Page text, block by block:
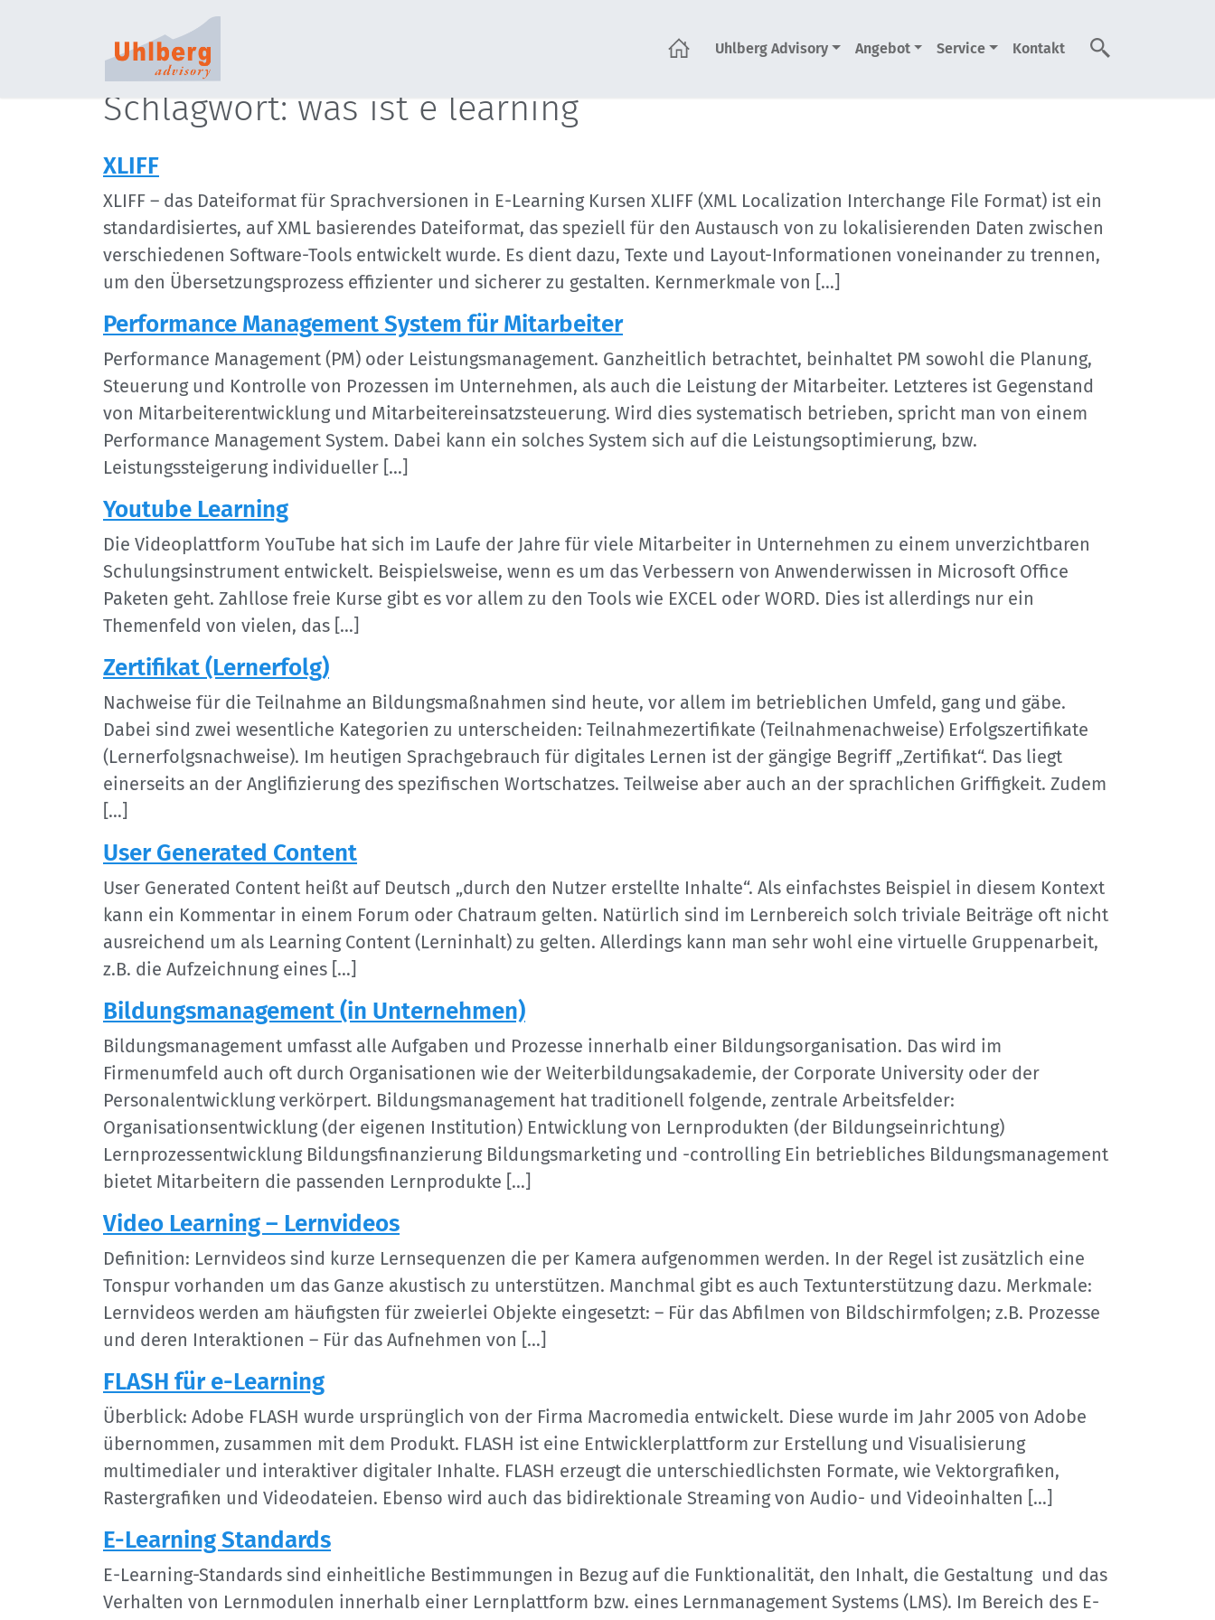
Uhlberg Advisory Angebot Service Kontakt
Suche
Schlagwort: was ist e learning
XLIFF
XLIFF – das Dateiformat für Sprachversionen in E-Learning Kursen XLIFF (XML Localization Interchange File Format) ist ein
standardisiertes, auf XML basierendes Dateiformat, das speziell für den Austausch von zu lokalisierenden Daten zwischen
verschiedenen Software-Tools entwickelt wurde. Es dient dazu, Texte und Layout-Informationen voneinander zu trennen,
um den Übersetzungsprozess effizienter und sicherer zu gestalten. Kernmerkmale von […]
Performance Management System für Mitarbeiter
Performance Management (PM) oder Leistungsmanagement. Ganzheitlich betrachtet, beinhaltet PM sowohl die Planung,
Steuerung und Kontrolle von Prozessen im Unternehmen, als auch die Leistung der Mitarbeiter. Letzteres ist Gegenstand
von Mitarbeiterentwicklung und Mitarbeitereinsatzsteuerung. Wird dies systematisch betrieben, spricht man von einem
Performance Management System. Dabei kann ein solches System sich auf die Leistungsoptimierung, bzw.
Leistungssteigerung individueller […]
Youtube Learning
Die Videoplattform YouTube hat sich im Laufe der Jahre für viele Mitarbeiter in Unternehmen zu einem unverzichtbaren
Schulungsinstrument entwickelt. Beispielsweise, wenn es um das Verbessern von Anwenderwissen in Microsoft Office
Paketen geht. Zahllose freie Kurse gibt es vor allem zu den Tools wie EXCEL oder WORD. Dies ist allerdings nur ein
Themenfeld von vielen, das […]
Zertifikat (Lernerfolg)
Nachweise für die Teilnahme an Bildungsmaßnahmen sind heute, vor allem im betrieblichen Umfeld, gang und gäbe.
Dabei sind zwei wesentliche Kategorien zu unterscheiden: Teilnahmezertifikate (Teilnahmenachweise) Erfolgszertifikate
(Lernerfolgsnachweise). Im heutigen Sprachgebrauch für digitales Lernen ist der gängige Begriff „Zertifikat“. Das liegt
einerseits an der Anglifizierung des spezifischen Wortschatzes. Teilweise aber auch an der sprachlichen Griffigkeit. Zudem
[…]
User Generated Content
User Generated Content heißt auf Deutsch „durch den Nutzer erstellte Inhalte“. Als einfachstes Beispiel in diesem Kontext
kann ein Kommentar in einem Forum oder Chatraum gelten. Natürlich sind im Lernbereich solch triviale Beiträge oft nicht
ausreichend um als Learning Content (Lerninhalt) zu gelten. Allerdings kann man sehr wohl eine virtuelle Gruppenarbeit,
z.B. die Aufzeichnung eines […]
Bildungsmanagement (in Unternehmen)
Bildungsmanagement umfasst alle Aufgaben und Prozesse innerhalb einer Bildungsorganisation. Das wird im
Firmenumfeld auch oft durch Organisationen wie der Weiterbildungsakademie, der Corporate University oder der
Personalentwicklung verkörpert. Bildungsmanagement hat traditionell folgende, zentrale Arbeitsfelder:
Organisationsentwicklung (der eigenen Institution) Entwicklung von Lernprodukten (der Bildungseinrichtung)
Lernprozessentwicklung Bildungsfinanzierung Bildungsmarketing und -controlling Ein betriebliches Bildungsmanagement
bietet Mitarbeitern die passenden Lernprodukte […]
Video Learning – Lernvideos
Definition: Lernvideos sind kurze Lernsequenzen die per Kamera aufgenommen werden. In der Regel ist zusätzlich eine
Tonspur vorhanden um das Ganze akustisch zu unterstützen. Manchmal gibt es auch Textunterstützung dazu. Merkmale:
Lernvideos werden am häufigsten für zweierlei Objekte eingesetzt: – Für das Abfilmen von Bildschirmfolgen; z.B. Prozesse
und deren Interaktionen – Für das Aufnehmen von […]
FLASH für e-Learning
Überblick: Adobe FLASH wurde ursprünglich von der Firma Macromedia entwickelt. Diese wurde im Jahr 2005 von Adobe
übernommen, zusammen mit dem Produkt. FLASH ist eine Entwicklerplattform zur Erstellung und Visualisierung
multimedialer und interaktiver digitaler Inhalte. FLASH erzeugt die unterschiedlichsten Formate, wie Vektorgrafiken,
Rastergrafiken und Videodateien. Ebenso wird auch das bidirektionale Streaming von Audio- und Videoinhalten […]
E-Learning Standards
E-Learning-Standards sind einheitliche Bestimmungen in Bezug auf die Funktionalität, den Inhalt, die Gestaltung und das
Verhalten von Lernmodulen innerhalb einer Lernplattform bzw. eines Lernmanagement Systems (LMS). Im Bereich des E-